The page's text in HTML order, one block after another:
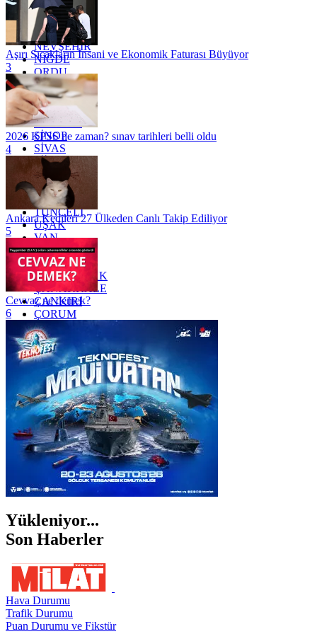
MERSİN
MUĞLA
MUŞ
NEVŞEHİR
NİĞDE
ORDU
OSMANİYE
RİZE
SAKARYA
SAMSUN
SİNOP
SİVAS
SİİRT
TEKİRDAĞ
TOKAT
TRABZON
TUNCELİ
UŞAK
VAN
YALOVA
YOZGAT
ZONGULDAK
ÇANAKKALE
ÇANKIRI
ÇORUM
İSTANBUL
İZMİR
ŞANLIURFA
ŞIRNAK
Aşırı Sıcakların İnsani ve Ekonomik Faturası Büyüyor
3
2026 KPSS ne zaman? sınav tarihleri belli oldu
4
Ankara Kedileri 27 Ülkeden Canlı Takip Ediliyor
5
Cevvaz ne demek?
6
Yükleniyor...
Son Haberler
Hava Durumu
Trafik Durumu
Puan Durumu ve Fikstür